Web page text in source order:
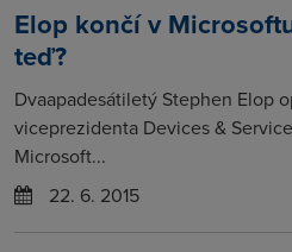
Elop končí v
teď?
Dvaapadesátiletý Stephen Elop
viceprezidenta Devices &
Microsoft...
22. 6. 2015